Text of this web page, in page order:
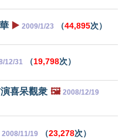
▶️ 2009/1/23 （44,895次）
12/31 （19,798次）
喜呆觀衆 🖼️ 2008/12/19
2008/11/19 （23,278次）